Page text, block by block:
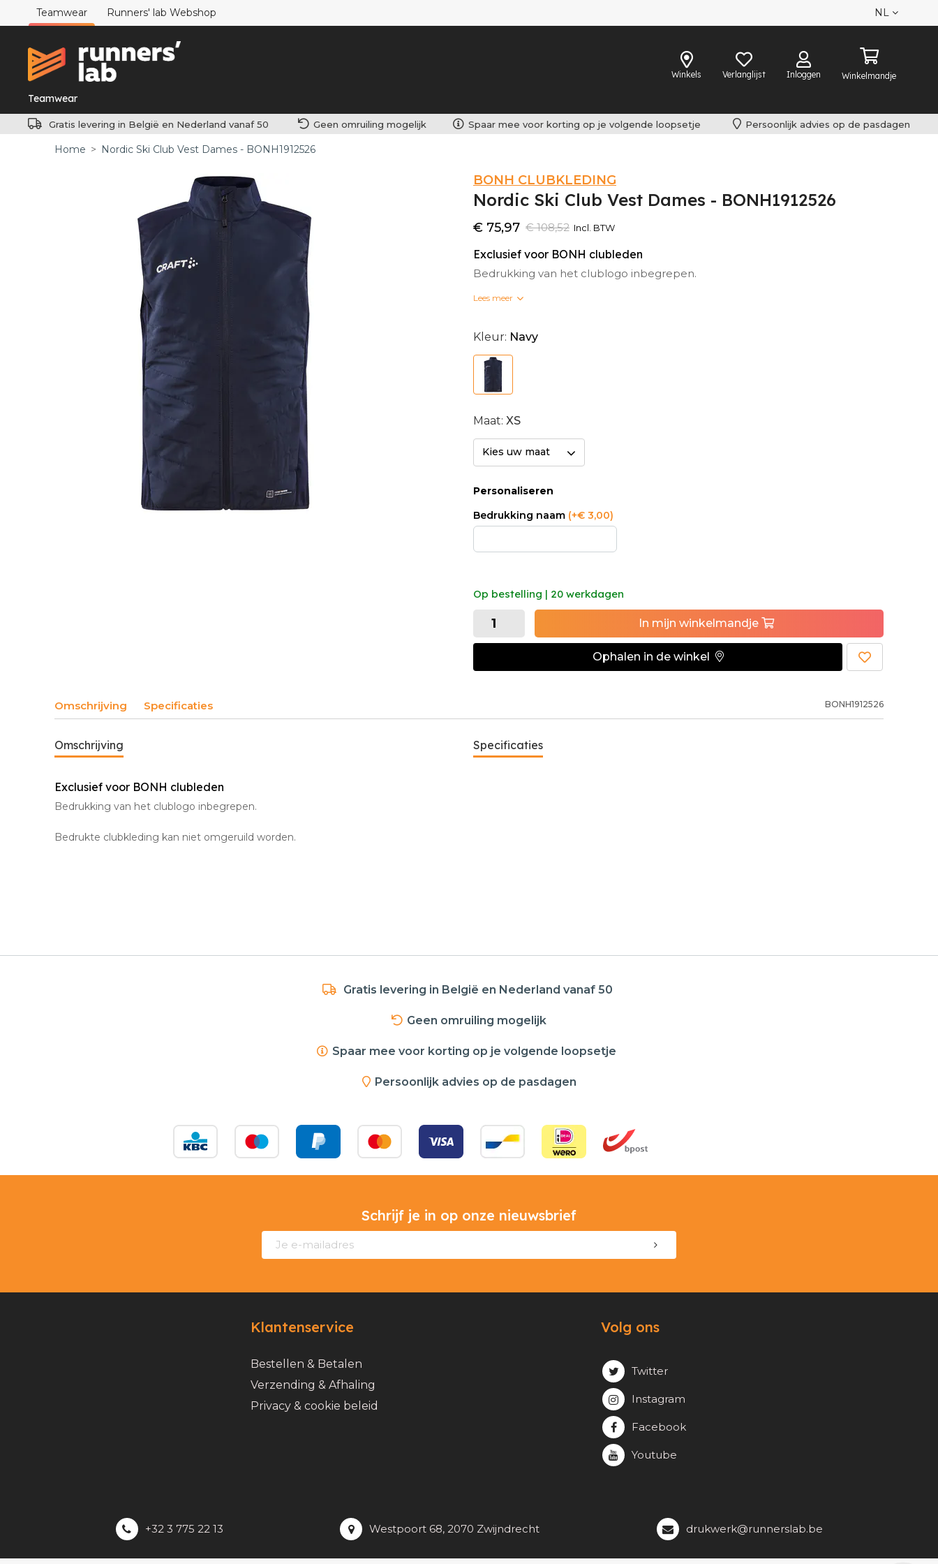
Teamwear Runners' lab Webshop NL
Winkels Verlanglijst Inloggen Winkelmandje
Teamwear
Gratis levering in België en Nederland vanaf 50 Geen omruiling mogelijk Spaar mee voor korting op je volgende loopsetje Persoonlijk advies op de pasdagen
Home > Nordic Ski Club Vest Dames - BONH1912526
BONH CLUBKLEDING
Nordic Ski Club Vest Dames - BONH1912526
€ 108,52
€ 75,97 Incl. BTW
Exclusief voor BONH clubleden
Bedrukking van het clublogo inbegrepen.
Bedrukte clubkleding kan niet omgeruild worden.
Lees meer
Kleur: Navy
Maat: XS
Kies uw maat
Personaliseren
Bedrukking naam (+€ 3,00)
Op bestelling | 20 werkdagen
In mijn winkelmandje
Ophalen in de winkel
Omschrijving Specificaties BONH1912526
Omschrijving
Exclusief voor BONH clubleden
Bedrukking van het clublogo inbegrepen.
Bedrukte clubkleding kan niet omgeruild worden.
Specificaties
Gratis levering in België en Nederland vanaf 50
Geen omruiling mogelijk
Spaar mee voor korting op je volgende loopsetje
Persoonlijk advies op de pasdagen
Schrijf je in op onze nieuwsbrief
Klantenservice
Bestellen & Betalen
Verzending & Afhaling
Privacy & cookie beleid
Volg ons
Twitter
Instagram
Facebook
Youtube
+32 3 775 22 13 Westpoort 68, 2070 Zwijndrecht drukwerk@runnerslab.be